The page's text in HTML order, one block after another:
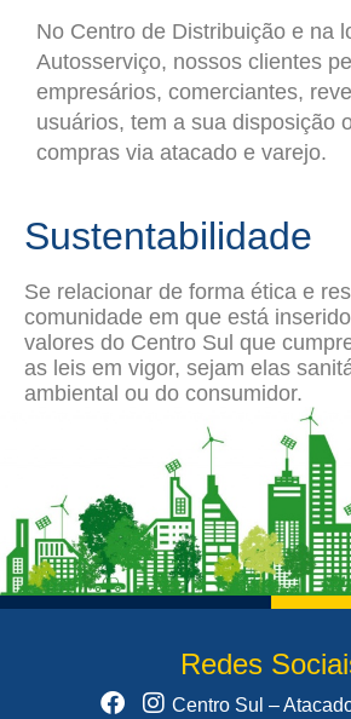
No Centro de Distribuição e na
Autosserviço, nossos clientes
empresários, comerciantes,
usuários, tem a sua disposição
compras via atacado e varejo.
Sustentabilidade
Se relacionar de forma ética e
comunidade em que está
valores do Centro Sul que
as leis em vigor, sejam elas
ambiental ou do consumidor.
Redes
Centro Sul –